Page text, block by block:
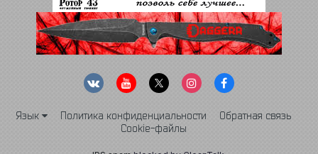
Язык Политика конфиденциальности
Обратная связь
Cookie-файлы